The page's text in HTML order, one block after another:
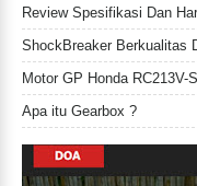
Review Spesifikasi Dan
ShockBreaker Berkualitas
Motor GP Honda RC213V-
Apa itu Gearbox ?